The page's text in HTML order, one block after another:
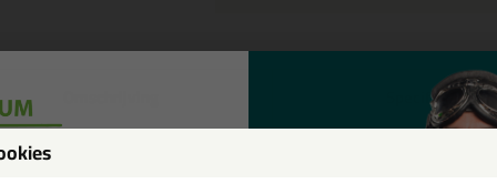
Specificaties
It Silicon 218 in NCS kleur in